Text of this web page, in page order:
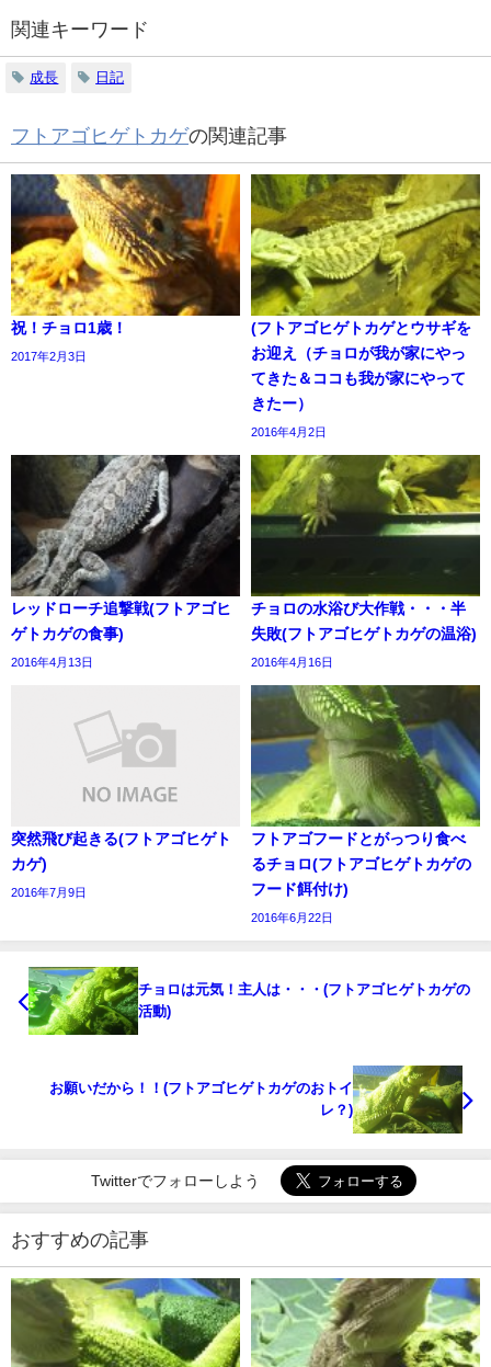
関連キーワード
成長 日記
フトアゴヒゲトカゲの関連記事
祝！チョロ1歳！
2017年2月3日
(フトアゴヒゲトカゲとウサギを
お迎え（チョロが我が家にやっ
てきた＆ココも我が家にやって
きたー）
2016年4月2日
レッドローチ追撃戦(フトアゴヒ
ゲトカゲの食事)
2016年4月13日
チョロの水浴び大作戦・・・半
失敗(フトアゴヒゲトカゲの温浴)
2016年4月16日
突然飛び起きる(フトアゴヒゲト
カゲ)
2016年7月9日
フトアゴフードとがっつり食べ
るチョロ(フトアゴヒゲトカゲの
フード餌付け)
2016年6月22日
チョロは元気！主人は・・・(フトアゴヒゲトカゲの
活動)
お願いだから！！(フトアゴヒゲトカゲのおトイ
レ？)
Twitterでフォローしよう
おすすめの記事